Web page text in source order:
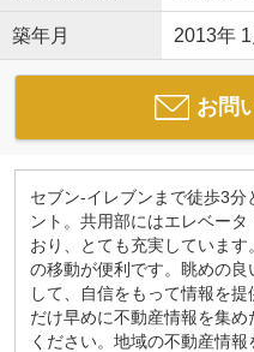
築年月 2013年
お問
セブン-イレブンまで徒歩3分
ント。共用部にはエレベー
おり、とても充実していま
の移動が便利です。眺めの
して、自信をもって情報を
だけ早めに不動産情報を集
ください。地域の不動産情報